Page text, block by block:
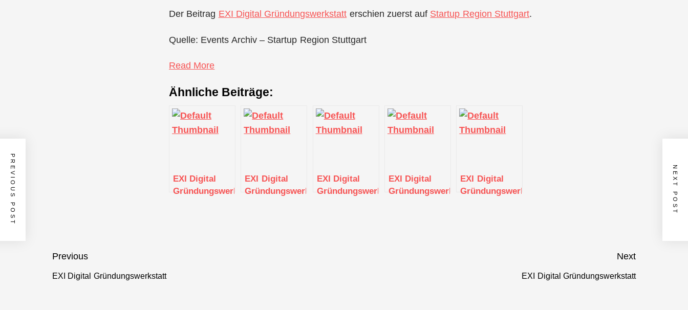
Der Beitrag EXI Digital Gründungswerkstatt erschien zuerst auf Startup Region Stuttgart.
Quelle: Events Archiv – Startup Region Stuttgart
Read More
Ähnliche Beiträge:
EXI Digital
Gründungswerkstatt
EXI Digital
Gründungswerkstatt
EXI Digital
Gründungswerkstatt
EXI Digital
Gründungswerkstatt
EXI Digital
Gründungswerkstatt
Beitragsnavigation
Previous
Previous
EXI Digital Gründungswerkstatt
Next
Next
EXI Digital Gründungswerkstatt
PREVIOUS POST NEXT POST